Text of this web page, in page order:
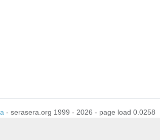
- serasera.org 1999 - 2026 - page load 0.0258